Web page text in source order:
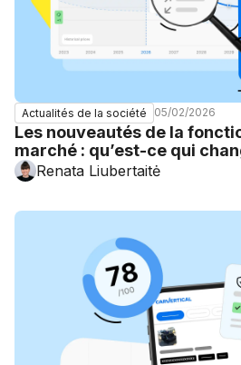
Actualités de la société 05/02/2026
Les nouveautés de la
marché : qu’est-ce qui
Renata Liubertaitė